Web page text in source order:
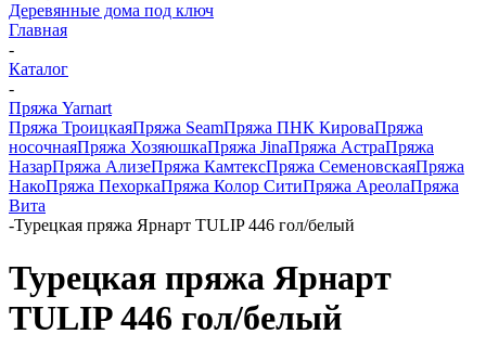
Деревянные дома под ключ
Главная
-
Каталог
-
Пряжа Yarnart
Пряжа ТроицкаяПряжа SeamПряжа ПНК КироваПряжа
носочнаяПряжа ХозяюшкаПряжа JinaПряжа АстраПряжа
НазарПряжа АлизеПряжа КамтексПряжа СеменовскаяПряжа
НакоПряжа ПехоркаПряжа Колор СитиПряжа АреолаПряжа
Вита
-Турецкая пряжа Ярнарт TULIP 446 гол/белый
Турецкая пряжа Ярнарт
TULIP 446 гол/белый